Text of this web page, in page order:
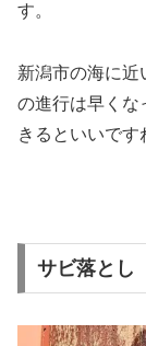
す。
新潟市の海に近
の進行は早くな
きるといいです
サビ落とし